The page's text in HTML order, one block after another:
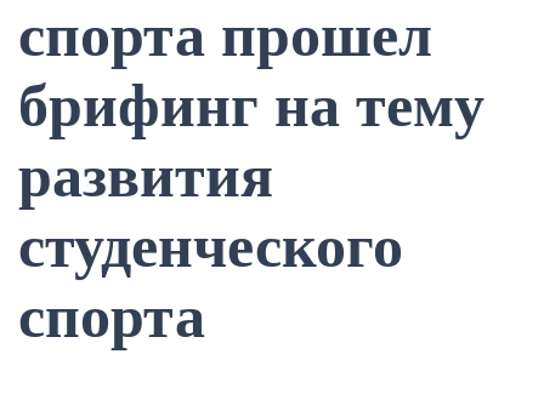
спорта прошел
брифинг на тему
развития
студенческого
спорта